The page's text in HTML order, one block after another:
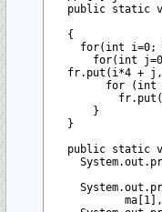
public static
  {
for(int i=0;
for(int
fr.put(i*4 +
for (int
      }
  }
public static